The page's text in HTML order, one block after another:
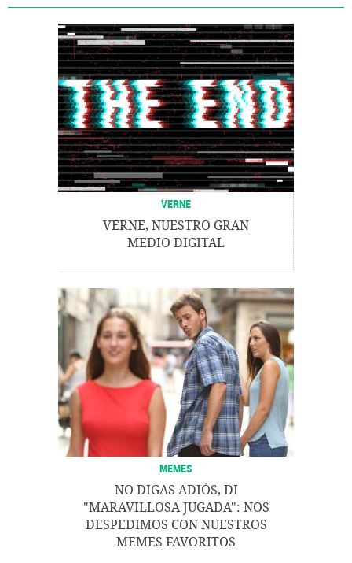
VERNE
VERNE, NUESTRO GRAN
MEDIO DIGITAL
MEMES
NO DIGAS ADIÓS, DI
"MARAVILLOSA JUGADA": NOS
DESPEDIMOS CON NUESTROS
MEMES FAVORITOS